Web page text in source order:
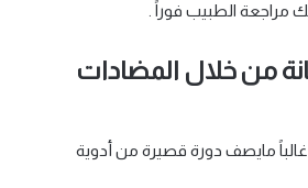
مراجعة الطبيب فوراً .
من خلال المضادات
مايصف دورة قصيرة من أدوية